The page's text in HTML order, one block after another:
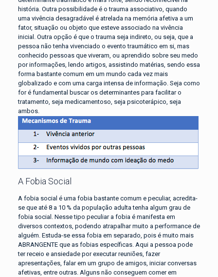
história. Outra possibilidade é o trauma associativo, quando
uma vivência desagradável é atrelada na memória afetiva a um
fator, situação ou objeto que esteve associado na vivência
inicial. Outra opção é que o trauma seja indireto, ou seja, que a
pessoa não tenha vivenciado o evento traumático em si, mas
conhecido pessoas que viveram, ou aprendido sobre seu medo
por informações, lendo artigos, assistindo matérias, sendo essa
forma bastante comum em um mundo cada vez mais
globalizado e com uma carga intensa de informação. Seja como
for é fundamental buscar os determinantes para facilitar o
tratamento, seja medicamentoso, seja psicoterápico, seja
ambos.
A Fobia Social
A fobia social é uma fobia bastante comum e peculiar, acredita-
se que até 8 a 10 % da população adulta tenha algum grau de
fobia social. Nesse tipo peculiar a fobia é manifesta em
diversos contextos, podendo atrapalhar muito a performance de
alguém. Estuda-se essa fobia em separado, pois é muito mais
ABRANGENTE que as fobias específicas. Aqui a pessoa pode
ter receio e ansiedade por executar reuniões, fazer
apresentações, falar em um grupo de amigos, iniciar conversas
afetivas, entre outras. Alguns não conseguem comer em